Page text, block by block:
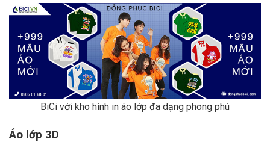
BiCi với kho hình in áo lớp đa dạng phong phú
Áo lớp 3D